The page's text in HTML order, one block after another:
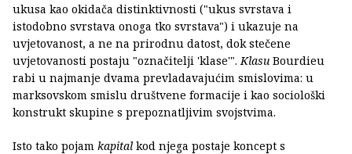
ukusa kao okidača distinktivnosti ("ukus svrstava i
istodobno svrstava onoga tko svrstava") i ukazuje na
uvjetovanost, a ne na prirodnu datost, dok stečene
uvjetovanosti postaju "označitelji 'klase'". Klasu Bourdieu
rabi u najmanje dvama prevladavajućim smislovima: u
marksovskom smislu društvene formacije i kao sociološki
konstrukt skupine s prepoznatljivim svojstvima.
Isto tako pojam kapital kod njega postaje koncept s